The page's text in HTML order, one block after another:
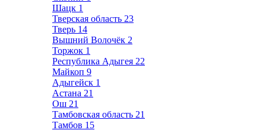
Шацк 1
Тверская область 23
Тверь 14
Вышний Волочёк 2
Торжок 1
Республика Адыгея 22
Майкоп 9
Адыгейск 1
Астана 21
Ош 21
Тамбовская область 21
Тамбов 15